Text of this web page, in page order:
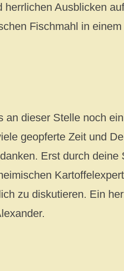
herrlichen Ausblicken
Fischmahl in
an dieser Stelle noch
geopferte Zeit und
Erst durch
zu diskutieren. Ein